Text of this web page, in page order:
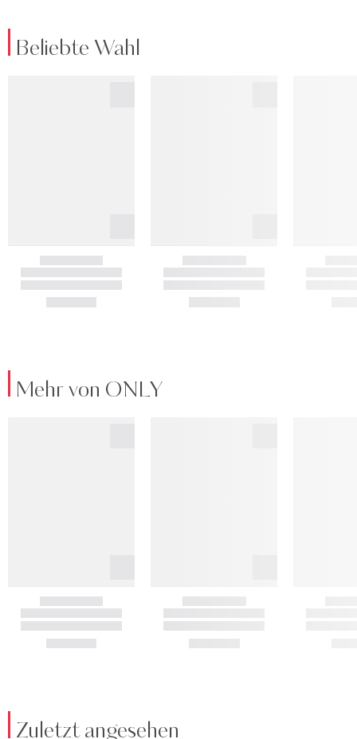
Beliebte Wahl
Mehr von ONLY
Zuletzt angesehen